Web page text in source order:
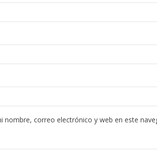
nombre, correo electrónico y web en este